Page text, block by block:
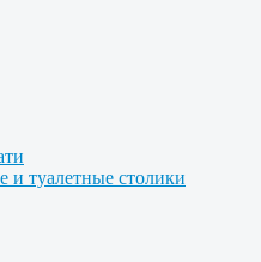
туалетные столики